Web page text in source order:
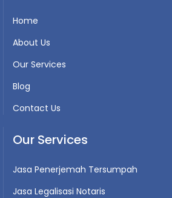
Home
About Us
Our Services
Blog
Contact Us
Our Services
Jasa Penerjemah Tersumpah
Jasa Legalisasi Notaris